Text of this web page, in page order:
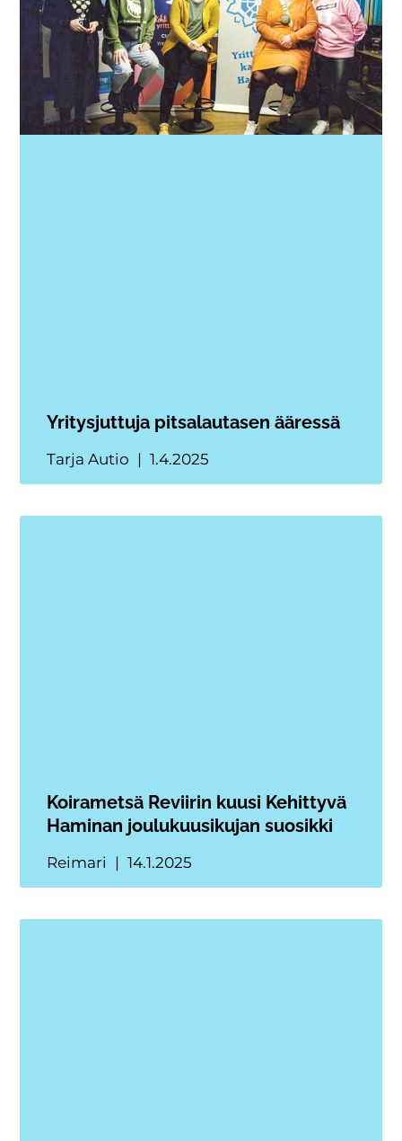
Yritysjuttuja pitsalautasen ääressä
Tarja Autio 1.4.2025
Koirametsä Reviirin kuusi Kehittyvä
Haminan joulukuusikujan suosikki
Reimari 14.1.2025